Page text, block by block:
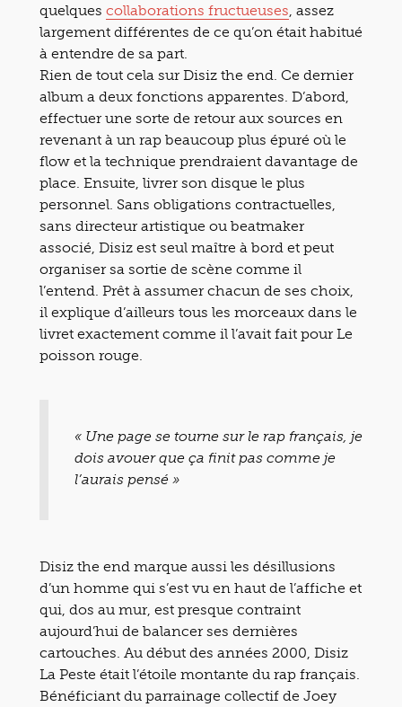
quelques collaborations fructueuses , assez
largement différentes de ce qu’on était habitué
à entendre de sa part.
Rien de tout cela sur Disiz the end. Ce dernier
album a deux fonctions apparentes. D’abord,
effectuer une sorte de retour aux sources en
revenant à un rap beaucoup plus épuré où le
flow et la technique prendraient davantage de
place. Ensuite, livrer son disque le plus
personnel. Sans obligations contractuelles,
sans directeur artistique ou beatmaker
associé, Disiz est seul maître à bord et peut
organiser sa sortie de scène comme il
l’entend. Prêt à assumer chacun de ses choix,
il explique d’ailleurs tous les morceaux dans le
livret exactement comme il l’avait fait pour Le
poisson rouge.
« Une page se tourne sur le rap français, je
dois avouer que ça finit pas comme je
l’aurais pensé »
Disiz the end marque aussi les désillusions
d’un homme qui s’est vu en haut de l’affiche et
qui, dos au mur, est presque contraint
aujourd’hui de balancer ses dernières
cartouches. Au début des années 2000, Disiz
La Peste était l’étoile montante du rap français.
Bénéficiant du parrainage collectif de Joey